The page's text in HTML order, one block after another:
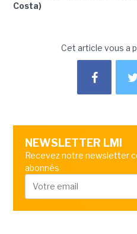
Costa)
Cet article vous a
NEWSLETTER LMI
Recevez notre newsletter
abonnés